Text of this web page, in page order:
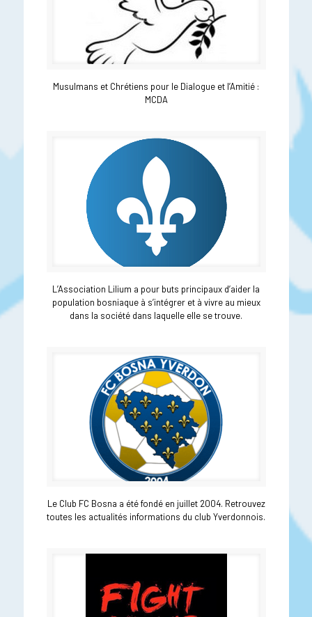
Musulmans et Chrétiens pour le Dialogue et l’Amitié :
MCDA
L’Association Lilium a pour buts principaux d’aider la
population bosniaque à s’intégrer et à vivre au mieux
dans la société dans laquelle elle se trouve.
Le Club FC Bosna a été fondé en juillet 2004. Retrouvez
toutes les actualités informations du club Yverdonnois.